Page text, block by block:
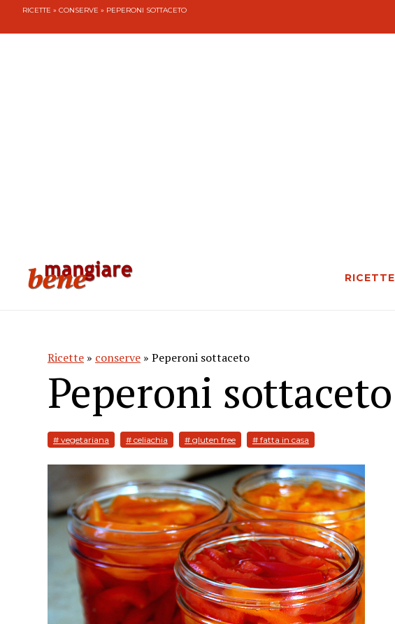
RICETTE » CONSERVE » PEPERONI SOTTACETO
RICETTE
Ricette » conserve » Peperoni sottaceto
Peperoni sottaceto
# vegetariana # celiachia # gluten free # fatta in casa